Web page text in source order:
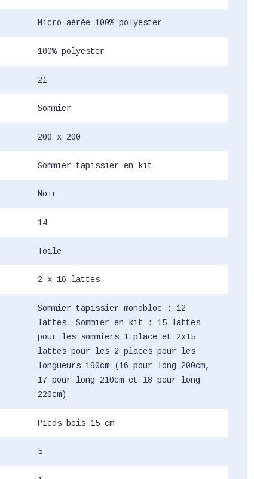
Micro-aérée 100% polyester
100% polyester
21
Sommier
200 x 200
Sommier tapissier en kit
Noir
14
Toile
2 x 16 lattes
Sommier tapissier monobloc : 12
lattes. Sommier en kit : 15 lattes
pour les sommiers 1 place et 2x15
lattes pour les 2 places pour les
longueurs 190cm (16 pour long 200cm,
17 pour long 210cm et 18 pour long
220cm)
Pieds bois 15 cm
5